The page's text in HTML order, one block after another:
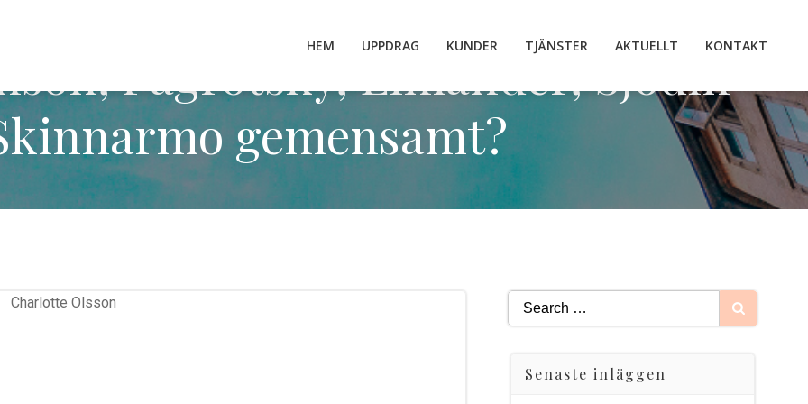
HEM UPPDRAG KUNDER TJÄNSTER AKTUELLT KONTAKT
Pagrotsky, Elmander, Sjödin
gemensamt?
Search
for:
Senaste inläggen